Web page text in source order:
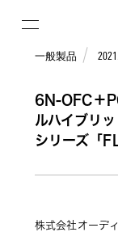
一般製品
6N-OFC＋
ルハイブリ
シリーズ「
株式会社オーデ